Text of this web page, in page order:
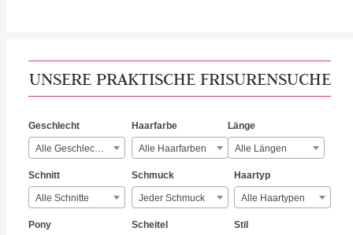
UNSERE PRAKTISCHE FRISURENSUCHE
Geschlecht
Alle Geschlechter
Haarfarbe
Alle Haarfarben
Länge
Alle Längen
Schnitt
Alle Schnitte
Schmuck
Jeder Schmuck
Haartyp
Alle Haartypen
Pony Scheitel Stil